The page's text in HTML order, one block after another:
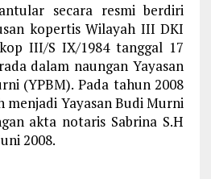
secara resmi berdiri
kopertis Wilayah III DKI
III/S IX/1984 tanggal 17
dalam naungan Yayasan
(YPBM). Pada tahun 2008
menjadi Yayasan Budi Murni
akta notaris Sabrina S.H
2008.